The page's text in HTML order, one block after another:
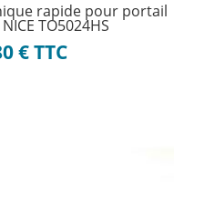
rapide pour portail
TO5024HS
€TTC